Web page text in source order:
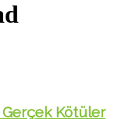
Gerçek Kötüler